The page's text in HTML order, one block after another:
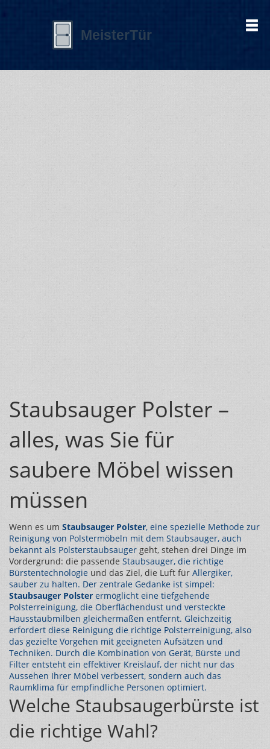
Staubsauger Polster –
alles, was Sie für
saubere Möbel wissen
müssen
Wenn es um Staubsauger Polster, eine spezielle Methode zur
Reinigung von Polstermöbeln mit dem Staubsauger, auch
bekannt als Polsterstaubsauger geht, stehen drei Dinge im
Vordergrund: die passende Staubsauger, die richtige
Bürstentechnologie und das Ziel, die Luft für Allergiker,
sauber zu halten. Der zentrale Gedanke ist simpel:
Staubsauger Polster ermöglicht eine tiefgehende
Polsterreinigung, die Oberflächendust und versteckte
Hausstaubmilben gleichermaßen entfernt. Gleichzeitig
erfordert diese Reinigung die richtige Polsterreinigung, also
das gezielte Vorgehen mit geeigneten Aufsätzen und
Techniken. Durch die Kombination von Gerät, Bürste und
Filter entsteht ein effektiver Kreislauf, der nicht nur das
Aussehen Ihrer Möbel verbessert, sondern auch das
Raumklima für empfindliche Personen optimiert.
Welche Staubsaugerbürste ist
die richtige Wahl?